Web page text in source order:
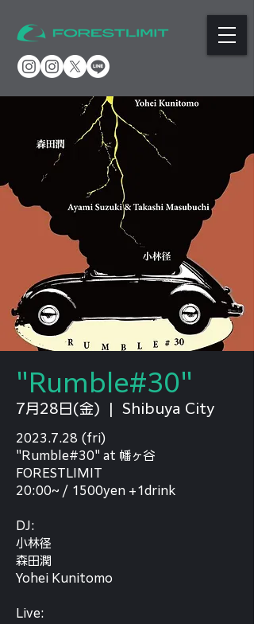
"Rumble#30"
7月28日(金) Shibuya City
2023.7.28 (fri)
"Rumble#30" at 幡ヶ谷
FORESTLIMIT
20:00~ / 1500yen +1drink
DJ:
小林径
森田潤
Yohei Kunitomo
Live: